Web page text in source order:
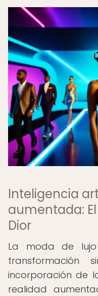
Inteligencia
aumentada:
Dior
La moda de
transformación
incorporación de
realidad